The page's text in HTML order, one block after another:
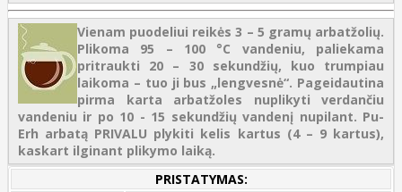
Vienam puodeliui reikės 3 – 5 gramų arbatžolių.
Plikoma 95 – 100 °C vandeniu, paliekama
pritraukti 20 – 30 sekundžių, kuo trumpiau
laikoma – tuo ji bus „lengvesnė“. Pageidautina
pirma karta arbatžoles nuplikyti verdančiu
vandeniu ir po 10 - 15 sekundžių vandenį nupilant. Pu-
Erh arbatą PRIVALU plykiti kelis kartus (4 – 9 kartus),
kaskart ilginant plikymo laiką.
PRISTATYMAS: